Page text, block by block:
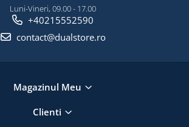
Luni-Vineri, 09.00 - 17.00
+40215552590
contact@dualstore.ro
Magazinul Meu
Clienti